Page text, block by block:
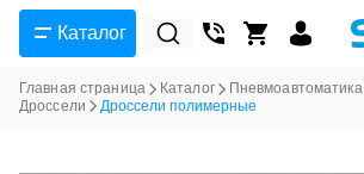
Каталог
Главная страница Каталог Пневмоавтоматика
Дроссели
Дроссели полимерные